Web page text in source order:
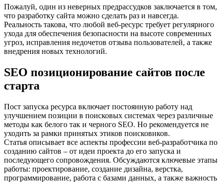
Пожалуй, один из неверных предрассудков заключается в том,
что разработку сайта можно сделать раз и навсегда.
Реальность такова, что любой веб-ресурс требует регулярного
ухода для обеспечения безопасности на высоте современных
угроз, исправления недочетов отзыва пользователей, а также
внедрения новых технологий.
SEO позиционирование сайтов после
старта
Пост запуска ресурса включает постоянную работу над
улучшением позиции в поисковых системах через различные
методы как белого так и черного SЕO. Но рекомендуется не
уходить за рамки принятых этиков поисковиков.
Статья описывает все аспекты профессии веб-разработчика по
созданию сайтов – от идеи проекта до его запуска и
последующего сопровождения. Обсуждаются ключевые этапы
работы: проектирование, создание дизайна, верстка,
программирование, работа с базами данных, а также важность